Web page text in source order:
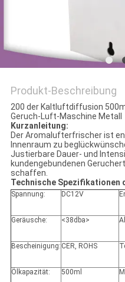
Produkt-Beschreibung
200 der Kaltluftdiffusion
Geruch-Luft-Maschine Metall
Kurzanleitung:
Der Aromalufterfrischer ist
Innenraum zu
Justierbare Dauer- und
kundengebundenen
schaffen.
Technische Spezifikationen
Spannung: DC12V
Geräusche: <38dba>
Bescheinigung: CER, ROHS
Ölkapazität: 500ml